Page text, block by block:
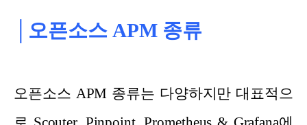
│오픈소스 APM 종류
오픈소스 APM 종류는 다양하지만 대표적으